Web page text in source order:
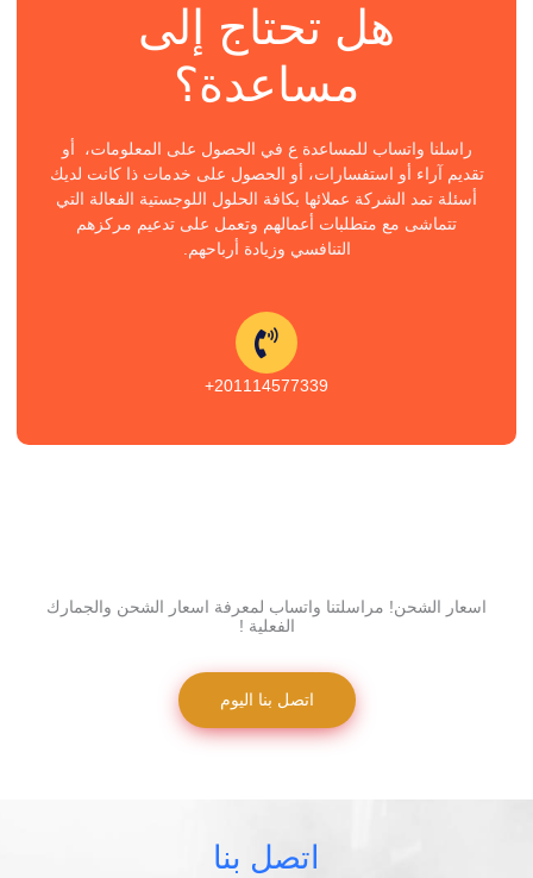
هل تحتاج إلى
مساعدة؟
راسلنا واتساب للمساعدة ع في الحصول على المعلومات، أو
تقديم آراء أو استفسارات، أو الحصول على خدمات ذا كانت لديك
أسئلة تمد الشركة عملائها بكافة الحلول اللوجستية الفعالة التي
تتماشى مع متطلبات أعمالهم وتعمل على تدعيم مركزهم
التنافسي وزيادة أرباحهم.
201114577339+
اسعار الشحن! مراسلتنا واتساب لمعرفة اسعار الشحن والجمارك
الفعلية !
اتصل بنا اليوم
اتصل بنا